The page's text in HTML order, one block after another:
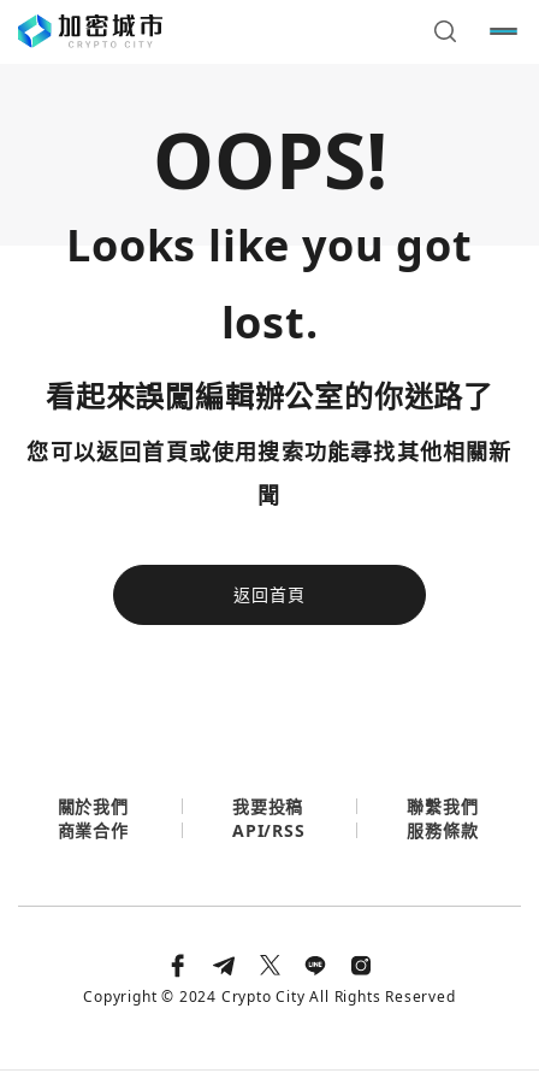
OOPS!
Looks like you got
lost.
看起來誤闖編輯辦公室的你迷路了
您可以返回首頁或使用搜索功能尋找其他相關新
聞
返回首頁
今日熱門
使用以下帳號繼續
您已閒置5分鐘，請點擊關閉按鈕或空白處，即可回到加密
今日熱門
關於我們 我要投稿
聯繫我們
商業合作
API/RSS 服務條款
Copyright © 2024 Crypto City All Rights Reserved